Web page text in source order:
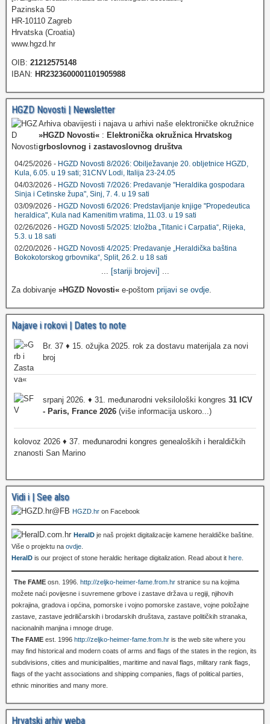
Pazinska 50
HR-10110 Zagreb
Hrvatska (Croatia)
www.hgzd.hr
OIB: 21212575148
IBAN: HR2323600001101905988
HGZD Novosti | Newsletter
Arhiva obavijesti i najava u arhivi naše elektroničke okružnice
»HGZD Novosti« : Elektronička okružnica Hrvatskog
grboslovnog i zastavoslovnog društva
04/25/2026 - HGZD Novosti 8/2026: Obilježavanje 20. obljetnice HGZD,
Kula, 6.05. u 19 sati; 31CNV Lodi, Italija 23-24.05
04/03/2026 - HGZD Novosti 7/2026: Predavanje "Heraldika gospodara
Sinja i Cetinske župa", Sinj, 7. 4. u 19 sati
03/09/2026 - HGZD Novosti 6/2026: Predstavljanje knjige "Propedeutica
heraldica", Kula nad Kamenitim vratima, 11.03. u 19 sati
02/26/2026 - HGZD Novosti 5/2025: Izložba „Titanic i Carpatia“, Rijeka,
5.3. u 18 sati
02/20/2026 - HGZD Novosti 4/2025: Predavanje „Heraldička baština
Bokokotorskog grbovnika“, Split, 26.2. u 18 sati
[stariji brojevi]
Za dobivanje »HGZD Novosti« e-poštom prijavi se ovdje
Najave i rokovi | Dates to note
Br. 37 ♦ 15. ožujka 2025. rok za dostavu materijala za novi
broj
srpanj 2026. ♦ 31. međunarodni veksilološki kongres 31 ICV
- Paris, France 2026 (više informacija uskoro...)
kolovoz 2026 ♦ 37. međunarodni kongres genealoških i heraldičkih
znanosti San Marino
Vidi i | See also
HGZD.hr on Facebook
HeralD je naš projekt digitalizacije kamene heraldičke baštine.
Više o projektu na ovdje.
HeralD is our project of stone heraldic heritage digitalization. Read about it here.
The FAME osn. 1996. http://zeljko-heimer-fame.from.hr stranice su na kojima
možete naći povijesne i suvremene grbove i zastave država u regiji, njihovih
pokrajina, gradova i općina, pomorske i vojno pomorske zastave, vojne položajne
zastave, zastave jedriličarskih i brodarskih društava, zastave političkih stranaka,
nacionalnih manjina i mnoge druge.
The FAME est. 1996 http://zeljko-heimer-fame.from.hr is the web site where you
may find historical and modern coats of arms and flags of the states in the region, its
subdivisions, cities and municipalities, maritime and naval flags, military rank flags,
flags of the yacht associations and shipping companies, flags of political parties,
ethnic minorities and many more.
Hrvatski arhiv weba